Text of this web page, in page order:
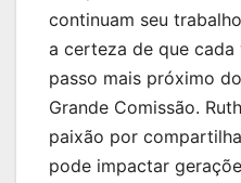
continuam seu
a certeza de que
passo mais próximo
Grande Comissão.
paixão por
pode impactar